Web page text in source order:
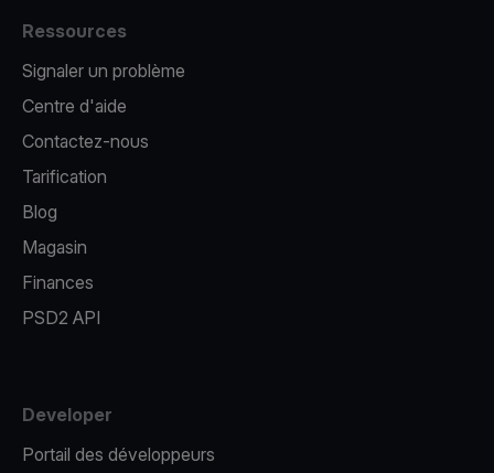
Ressources
Signaler un problème
Centre d'aide
Contactez-nous
Tarification
Blog
Magasin
Finances
PSD2 API
Developer
Portail des développeurs